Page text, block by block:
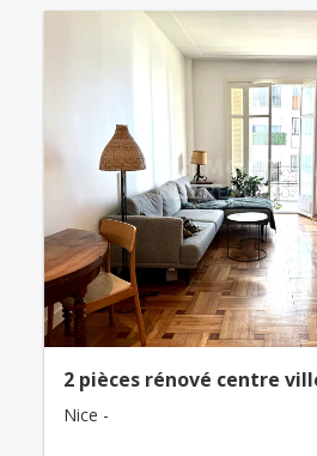
2 pièces rénové centre
Nice -